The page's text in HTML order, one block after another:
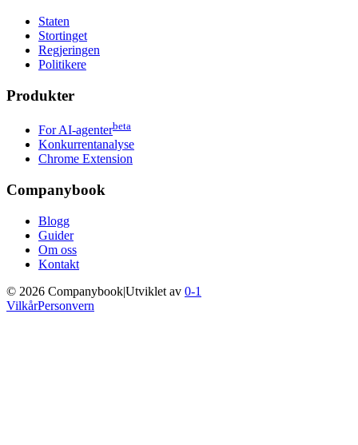
Staten
Stortinget
Regjeringen
Politikere
Produkter
For AI-agenterbeta
Konkurrentanalyse
Chrome Extension
Companybook
Blogg
Guider
Om oss
Kontakt
© 2026 Companybook|Utviklet av 0-1
VilkårPersonvern